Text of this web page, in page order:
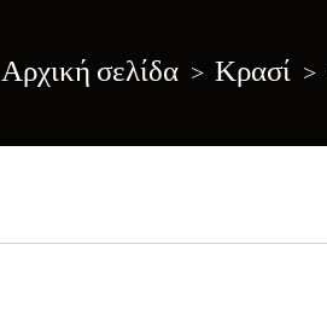
Αρχική σελίδα Κρασί